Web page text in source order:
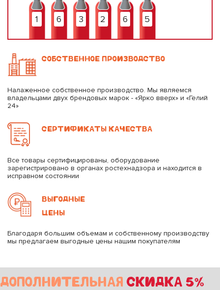
1 6 3 2 6 5
СОБСТВЕННОЕ ПРОИЗВОДСТВО
Налаженное собственное производство. Мы являемся
владельцами двух брендовых марок - «Ярко вверх» и «Гелий
24»
СЕРТИФИКАТЫ КАЧЕСТВА
Все товары сертифицированы, оборудование
зарегистрировано в органах ростехнадзора и находится в
исправном состоянии
ВЫГОДНЫЕ
ЦЕНЫ
Благодаря большим объемам и собственному производству
мы предлагаем выгодные цены нашим покупателям
ДОПОЛНИТЕЛЬНАЯ СКИДКА 5%